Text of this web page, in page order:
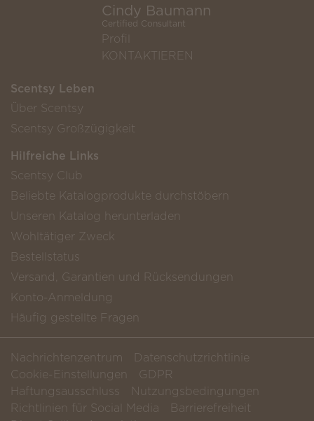
Cindy Baumann
Certified Consultant
Profil
KONTAKTIEREN
Scentsy Leben
Über Scentsy
Scentsy Großzügigkeit
Hilfreiche Links
Scentsy Club
Beliebte Katalogprodukte durchstöbern
Unseren Katalog herunterladen
Wohltätiger Zweck
Bestellstatus
Versand, Garantien und Rücksendungen
Konto-Anmeldung
Häufig gestellte Fragen
Nachrichtenzentrum
Datenschutzrichtlinie
Cookie-Einstellungen
GDPR
Haftungsausschluss
Nutzungsbedingungen
Richtlinien für Social Media
Barrierefreiheit